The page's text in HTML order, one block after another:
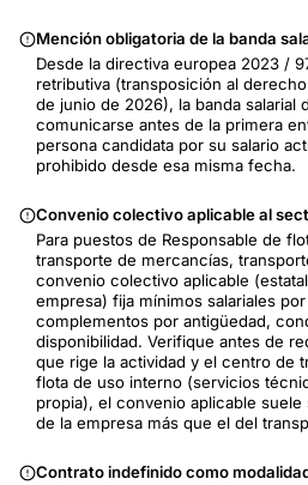
Mención obligatoria de la banda
Desde la directiva europea 2023 /
retributiva (transposición al
de junio de 2026), la banda salarial
comunicarse antes de la primera
persona candidata por su salario
prohibido desde esa misma fecha.
Convenio colectivo aplicable al
Para puestos de Responsable de
transporte de mercancías,
convenio colectivo aplicable
empresa) fija mínimos salariales
complementos por antigüedad,
disponibilidad. Verifique antes de
que rige la actividad y el centro de
flota de uso interno (servicios
propia), el convenio aplicable
de la empresa más que el del
Contrato indefinido como